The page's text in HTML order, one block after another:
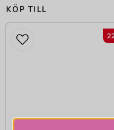
KÖP TILL